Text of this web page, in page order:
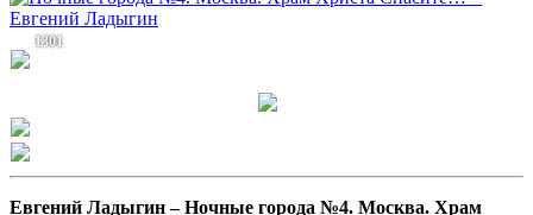
1301
Евгений Ладыгин –Ночные города №4. Москва. Храм